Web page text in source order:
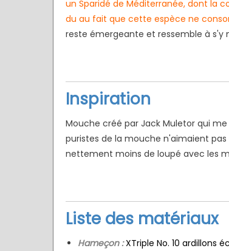
un Sparidé de Méditerranée, dont la
du au fait que cette espèce ne
reste émergeante et ressemble à s'y
Inspiration
Mouche créé par Jack Muletor qui
puristes de la mouche n'aimaient
nettement moins de loupé avec les
Liste des matériaux
Hameçon : XTriple No. 10 ardillons
5 / Fiches Montage
Artificielles